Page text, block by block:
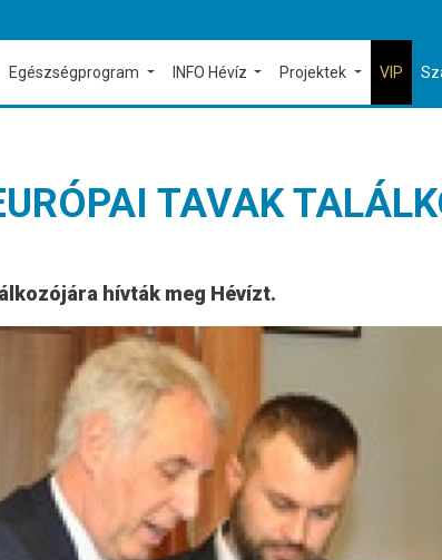
Egészségprogram INFO Hévíz Projektek VIP
TAVAK
hívták meg Hévízt.